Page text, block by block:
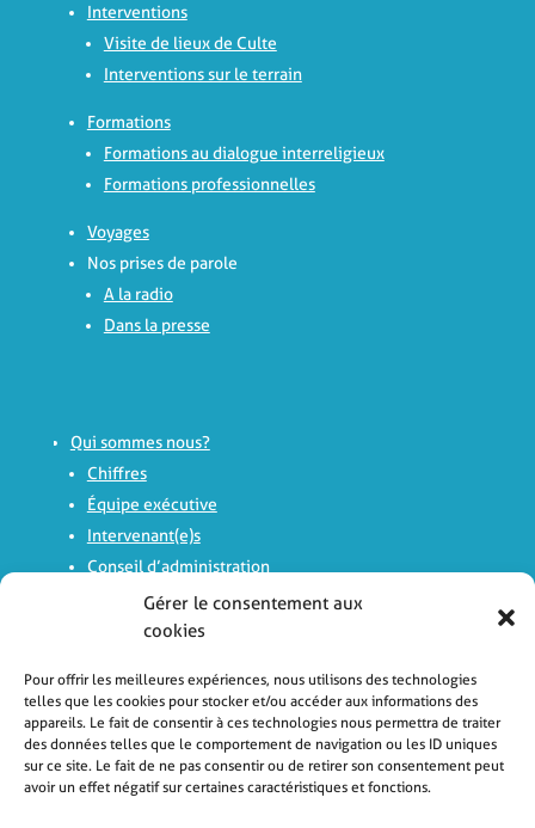
Gérer le consentement aux
cookies
Pour offrir les meilleures expériences, nous utilisons des technologies
telles que les cookies pour stocker et/ou accéder aux informations des
appareils. Le fait de consentir à ces technologies nous permettra de traiter
des données telles que le comportement de navigation ou les ID uniques
sur ce site. Le fait de ne pas consentir ou de retirer son consentement peut
avoir un effet négatif sur certaines caractéristiques et fonctions.
Interventions
Visite de lieux de Culte
Interventions sur le terrain
Formations
Formations au dialogue interreligieux
Formations professionnelles
Voyages
Nos prises de parole
A la radio
Dans la presse
Qui sommes nous?
Chiffres
Équipe exécutive
Intervenant(e)s
Conseil d’administration
Comité d’experts
Histoire
Rapports d’activité
Avis